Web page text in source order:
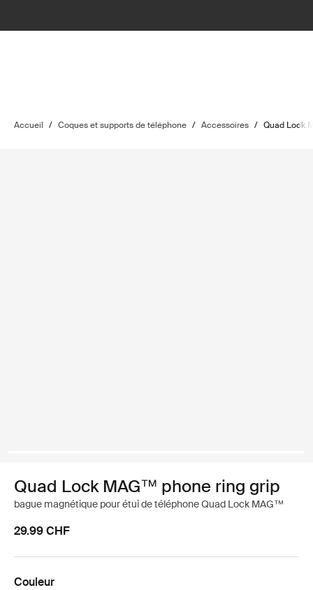
Accueil / Coques et supports de téléphone / Accessoires / Quad Lock
Quad Lock MAG™ phone ring grip
bague magnétique pour étui de téléphone Quad Lock MAG™
29.99 CHF
Couleur